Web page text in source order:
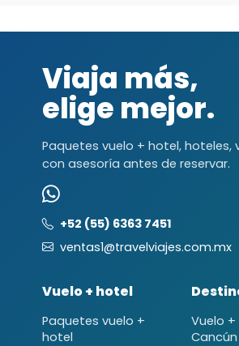
Viaja más,
elige mejor.
Paquetes vuelo + hotel, hoteles,
con asesoría antes de reservar.
+52 (55) 6363 7451
ventas1@travelviajes.com.mx
Vuelo + hotel
Paquetes vuelo +
hotel
Vuelo
Cancún